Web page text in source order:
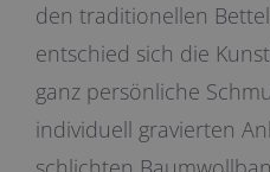
den traditionellen
entschied sich die
ganz persönliche
individuell gravierten